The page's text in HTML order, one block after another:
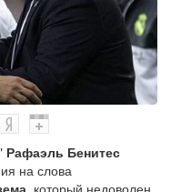
Рафаэль Бенитес
на слова